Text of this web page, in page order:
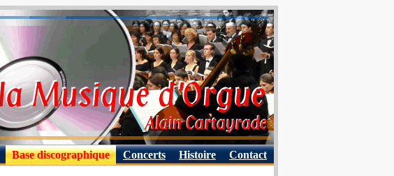
Base discographique Concerts Histoire Contact